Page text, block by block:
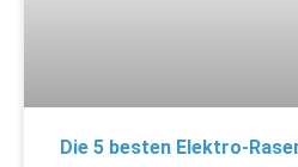
Die 5 besten Elektro-